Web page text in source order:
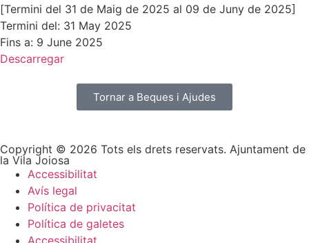
[Termini del 31 de Maig de 2025 al 09 de Juny de 2025]
Termini del: 31 May 2025
Fins a: 9 June 2025
Descarregar
Tornar a Beques i Ajudes
Copyright © 2026 Tots els drets reservats. Ajuntament de
la Vila Joiosa
Accessibilitat
Avís legal
Política de privacitat
Política de galetes
Accessibilitat